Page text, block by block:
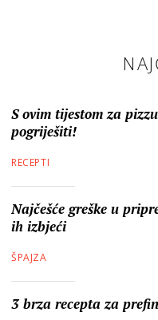
S ovim tijestom za
pogriješiti!
RECEPTI
Najčešće greške u
ih izbjeći
ŠPAJZA
3 brza recepta za